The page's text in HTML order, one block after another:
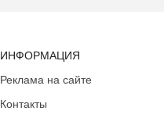
ИНФОРМАЦИЯ
Реклама на сайте
Контакты